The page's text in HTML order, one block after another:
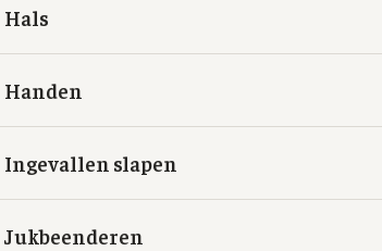
Hals
Handen
Ingevallen slapen
Jukbeenderen